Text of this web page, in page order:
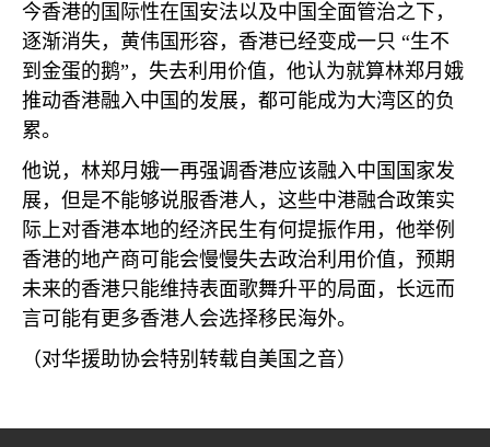
今香港的国际性在国安法以及中国全面管治之下，
逐渐消失，黄伟国形容，香港已经变成一只 “生不
到金蛋的鹅”，失去利用价值，他认为就算林郑月娥
推动香港融入中国的发展，都可能成为大湾区的负
累。
他说，林郑月娥一再强调香港应该融入中国国家发
展，但是不能够说服香港人，这些中港融合政策实
际上对香港本地的经济民生有何提振作用，他举例
香港的地产商可能会慢慢失去政治利用价值，预期
未来的香港只能维持表面歌舞升平的局面，长远而
言可能有更多香港人会选择移民海外。
（对华援助协会特别转载自美国之音）